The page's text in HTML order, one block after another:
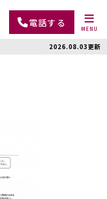
電話する
MENU
2026.08.03更新